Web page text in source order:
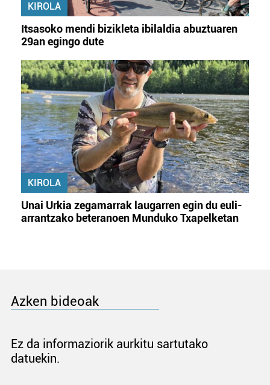
KIROLA
Itsasoko mendi bizikleta ibilaldia abuztuaren
29an egingo dute
KIROLA
Unai Urkia zegamarrak laugarren egin du euli-
arrantzako beteranoen Munduko Txapelketan
Azken bideoak
Ez da informaziorik aurkitu sartutako
datuekin.